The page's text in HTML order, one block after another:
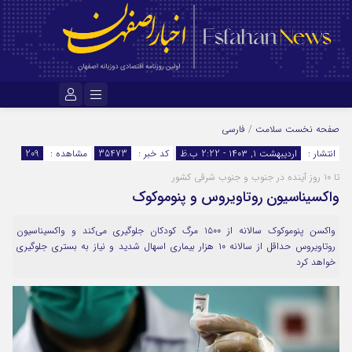
رمز عبور
مرا به خاطر بسپار
صفحه نخست سلامت / فارسی
انتشار :
اردیبهشت ۱, ۱۴۰۳ - 2:22 ب.ظ کد خبر : 35473 مشاهده :
209
تا ۱۰ روز آینده در جنوب و جنوب شرقی کشور
واکسیناسیون روتاویروس و پنوموکوک
واکسن پنوموکوک سالانه از ۱۵۰۰ مرگ کودکان جلوگیری می‌کند و واکسیناسیون
روتاویروس حداقل از سالانه ۱۰ هزار بیماری اسهال شدید و نیاز به بستری جلوگیری
خواهد کرد